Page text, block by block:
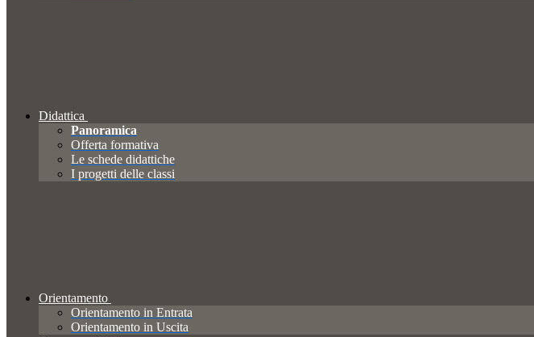
Didattica
Panoramica
Offerta formativa
Le schede didattiche
I progetti delle classi
Orientamento
Orientamento in Entrata
Orientamento in Uscita